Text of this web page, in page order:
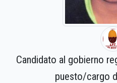
Candidato al gobierno
puesto/cargo